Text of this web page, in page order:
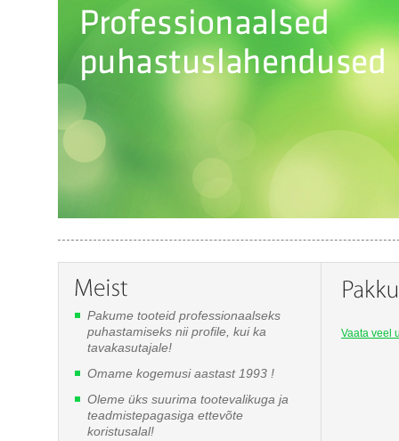
Vaata veel
Pakume tooteid professionaalseks
puhastamiseks nii profile, kui ka
tavakasutajale!
Omame kogemusi aastast 1993 !
Oleme üks suurima tootevalikuga ja
teadmistepagasiga ettevõte
koristusalal!